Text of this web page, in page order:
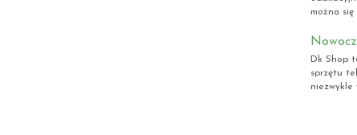
można się
Dk Shop
sprzętu
niezwykle